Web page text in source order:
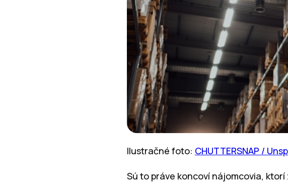
Ilustračné foto: CHUTTERSNAP /
Sú to práve koncoví nájomcovia,